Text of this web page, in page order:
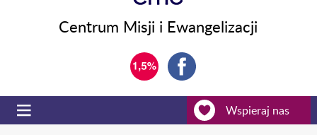
Centrum Misji i Ewangelizacji
Wspieraj nas